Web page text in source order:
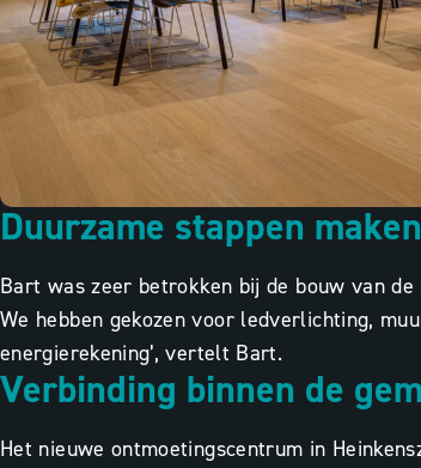
Duurzame stappen maken
Bart was zeer betrokken bij de bouw van
We hebben gekozen voor ledverlichting,
energierekening’, vertelt Bart.
Verbinding binnen de
Het nieuwe ontmoetingscentrum in